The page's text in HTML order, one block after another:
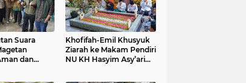
Suara
dan
Khofifah-Emil Khusyuk
Ziarah ke Makam Pendiri
NU KH Hasyim Asy’ari